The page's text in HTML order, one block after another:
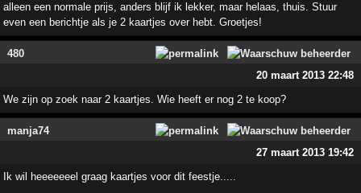
alleen een normale prijs, anders blijf ik lekker, maar helaas, thuis. Stuur
even een berichtje als je 2 kaartjes over hebt. Groetjes!
480
20 maart 2013 22:48
We zijn op zoek naar 2 kaartjes. Wie heeft er nog 2 te koop?
manja74
27 maart 2013 19:42
Ik wil heeeeeeel graag kaartjes voor dit feestje.....